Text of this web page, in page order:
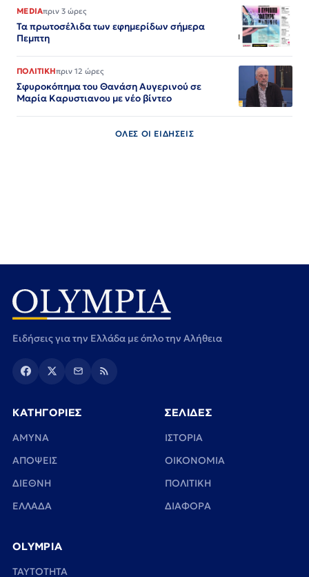
MEDIAπριν 3 ώρες
Τα πρωτοσέλιδα των εφημερίδων σήμερα
Πεμπτη
ΠΟΛΙΤΙΚΗπριν 12 ώρες
Σφυροκόπημα του Θανάση Αυγερινού σε
Μαρία Καρυστιανου με νέο βίντεο
ΟΛΕΣ ΟΙ ΕΙΔΗΣΕΙΣ
Ειδήσεις για την Ελλάδα με όπλο την Αλήθεια
ΚΑΤΗΓΟΡΙΕΣ
ΑΜΥΝΑ
ΑΠΟΨΕΙΣ
ΔΙΕΘΝΗ
ΕΛΛΑΔΑ
ΣΕΛΙΔΕΣ
ΙΣΤΟΡΙΑ
ΟΙΚΟΝΟΜΙΑ
ΠΟΛΙΤΙΚΗ
ΔΙΑΦΟΡΑ
OLYMPIA
TAYTOTHTA